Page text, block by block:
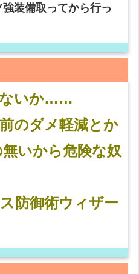
装備取ってから行っ
ないか……
のダメ軽減とか
いから危険な奴
防御術ウィザー